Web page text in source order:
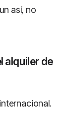
así, no
alquiler de